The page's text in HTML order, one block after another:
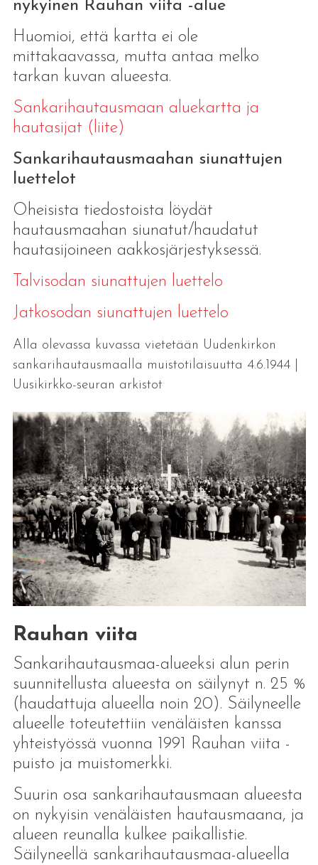
nykyinen Rauhan viita -alue
Huomioi, että kartta ei ole
mittakaavassa, mutta antaa melko
tarkan kuvan alueesta.
Sankarihautausmaan aluekartta ja
hautasijat (liite)
Sankarihautausmaahan siunattujen
luettelot
Oheisista tiedostoista löydät
hautausmaahan siunatut/haudatut
hautasijoineen aakkosjärjestyksessä.
Talvisodan siunattujen luettelo
Jatkosodan siunattujen luettelo
Alla olevassa kuvassa vietetään Uudenkirkon
sankarihautausmaalla muistotilaisuutta 4.6.1944 |
Uusikirkko-seuran arkistot
Rauhan viita
Sankarihautausmaa-alueeksi alun perin
suunnitellusta alueesta on säilynyt n. 25 %
(haudattuja alueella noin 20). Säilyneelle
alueelle toteutettiin venäläisten kanssa
yhteistyössä vuonna 1991 Rauhan viita -
puisto ja muistomerkki.
Suurin osa sankarihautausmaan alueesta
on nykyisin venäläisten hautausmaana, ja
alueen reunalla kulkee paikallistie.
Säilyneellä sankarihautausmaa-alueella